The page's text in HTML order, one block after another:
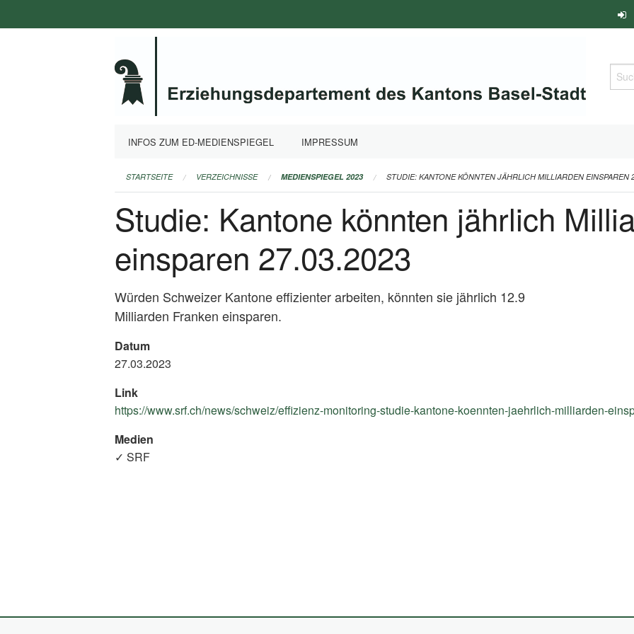
überspringen
Suche
INFOS ZUM ED-MEDIENSPIEGEL IMPRESSUM
STARTSEITE VERZEICHNISSE MEDIENSPIEGEL 2023 STUDIE: KANTONE KÖNNTEN JÄHRLICH MILLIARDEN EINSPAREN
Studie: Kantone könnten jährlich
einsparen 27.03.2023
Würden Schweizer Kantone effizienter arbeiten, könnten sie jährlich 12.9
Milliarden Franken einsparen.
Datum
27.03.2023
Link
https://www.srf.ch/news/schweiz/effizienz-monitoring-studie-kantone-koennten-jaehrlich-milliarden-
Medien
✓ SRF